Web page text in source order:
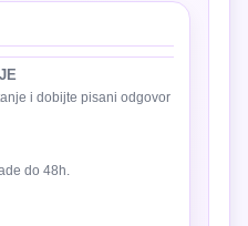
i dobijte pisani odgovor
do 48h.